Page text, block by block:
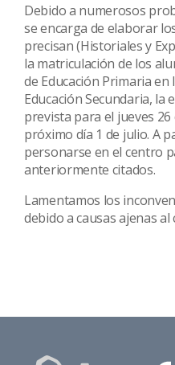
Debido a numerosos
se encarga de elaborar
precisan (Historiales y
la matriculación de los
de Educación Primaria
Educación Secundaria,
prevista para el jueves
próximo día 1 de julio. A
personarse en el centro
anteriormente citados.
Lamentamos los
debido a causas ajenas